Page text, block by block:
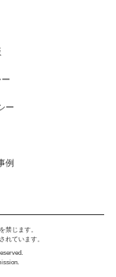
ー
例
禁じます。
れています。